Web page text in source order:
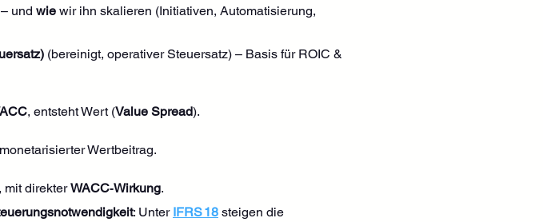
und wie wir ihn skalieren (Initiativen, Automatisierung,
(bereinigt, operativer Steuersatz) – Basis für ROIC &
, entsteht Wert (Value Spread).
Wertbeitrag.
mit direkter WACC‑Wirkung.
: Unter IFRS 18 steigen die